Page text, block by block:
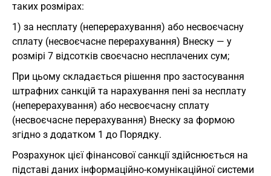
таких розмірах:
1) за несплату (неперерахування) або несвоєчасну
сплату (несвоєчасне перерахування) Внеску — у
розмірі 7 відсотків своєчасно несплачених сум;
При цьому складається рішення про застосування
штрафних санкцій та нарахування пені за несплату
(неперерахування) або несвоєчасну сплату
(несвоєчасне перерахування) Внеску за формою
згідно з додатком 1 до Порядку.
Розрахунок цієї фінансової санкції здійснюється на
підставі даних інформаційно-комунікаційної системи